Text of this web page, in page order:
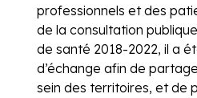
professionnels et des
de la consultation
de santé 2018-2022, il a
d’échange afin de
sein des territoires, et de